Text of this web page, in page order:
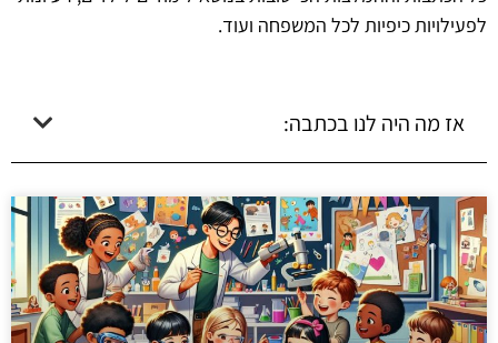
לפעילויות כיפיות לכל המשפחה ועוד.
אז מה היה לנו בכתבה: